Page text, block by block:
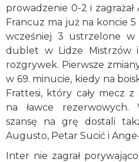
prowadzenie 0-2 i
Francuz ma już na koncie
wcześniej 3 ustrzelone w
dublet w Lidze Mistrzów
rozgrywek. Pierwsze
w 69. minucie, kiedy na
Frattesi, który cały mecz z
na ławce
szansę na grę dostali
Augusto, Petar Sucić i
Inter nie zagrał